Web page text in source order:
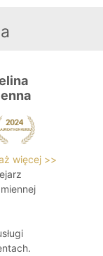
więcej >>